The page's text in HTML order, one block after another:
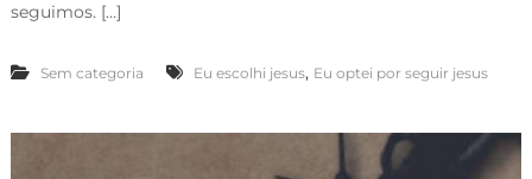
seguimos. […]
Sem categoria Eu escolhi jesus, Eu optei por seguir jesus